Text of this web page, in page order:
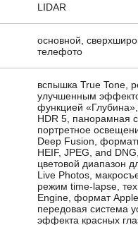
LIDAR
основной,
телефото
вспышка True Tone,
улучшенным
функцией
HDR 5, панорамная
портретное
Deep Fusion,
HEIF, JPEG, and
цветовой диапазон
Live Photos,
режим time-lapse,
Engine, формат
передовая система
эффекта красных